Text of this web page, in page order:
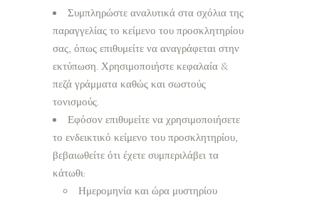
Συμπληρώστε αναλυτικά στα σχόλια της
παραγγελίας το κείμενο του προσκλητηρίου
σας, όπως επιθυμείτε να αναγράφεται στην
εκτύπωση. Χρησιμοποιήστε κεφαλαία &
πεζά γράμματα καθώς και σωστούς
τονισμούς.
Εφόσον επιθυμείτε να χρησιμοποιήσετε
το ενδεικτικό κείμενο του προσκλητηρίου,
βεβαιωθείτε ότι έχετε συμπεριλάβει τα
κάτωθι:
Ημερομηνία και ώρα μυστηρίου